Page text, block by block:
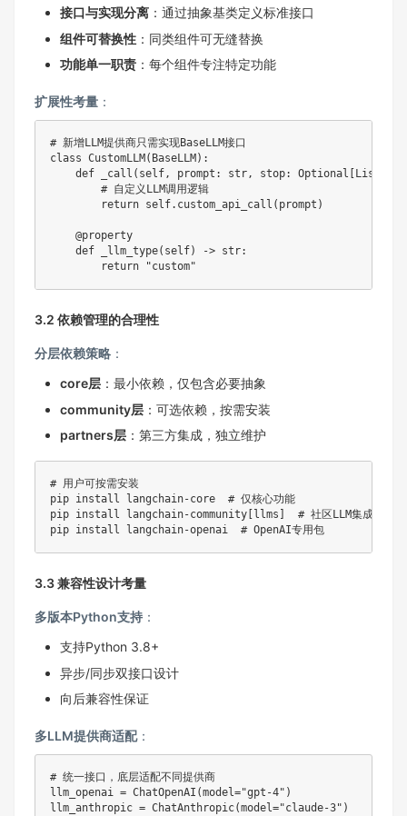
接口与实现分离 ：通过抽象基类定义标准接口
组件可替换性 ：同类组件可无缝替换
功能单一职责 ：每个组件专注特定功能
扩展性考量 ：
# 新增LLM提供商只需实现BaseLLM接口
class CustomLLM ( BaseLLM ) :
def
_call ( self, prompt : str, stop: Optional List
# 自定义LLM调用逻辑
return self. custom_api_call ( prompt )
@property
def
_llm_type( self) -> str:
return
"custom"
3.2 依赖管理的合理性
分层依赖策略 ：
core层 ：最小依赖，仅包含必要抽象
community层 ：可选依赖，按需安装
partners层 ：第三方集成，独立维护
# 用户可按需安装
pip install langchain-core # 仅核心功能
pip install langchain-community llms
# 社区LLM集成
pip install langchain-openai # OpenAI专用包
3.3 兼容性设计考量
多版本Python支持 ：
支持Python 3.8+
异步/同步双接口设计
向后兼容性保证
多LLM提供商适配：
# 统一接口，底层适配不同提供商
llm_openai = ChatOpenAI (model="gpt-4" )
llm_anthropic = ChatAnthropic(model="claude-3" )